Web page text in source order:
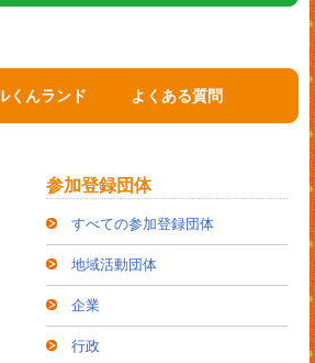
くんランド よくある質問
参加登録団体
すべての参加登録団体
地域活動団体
企業
行政